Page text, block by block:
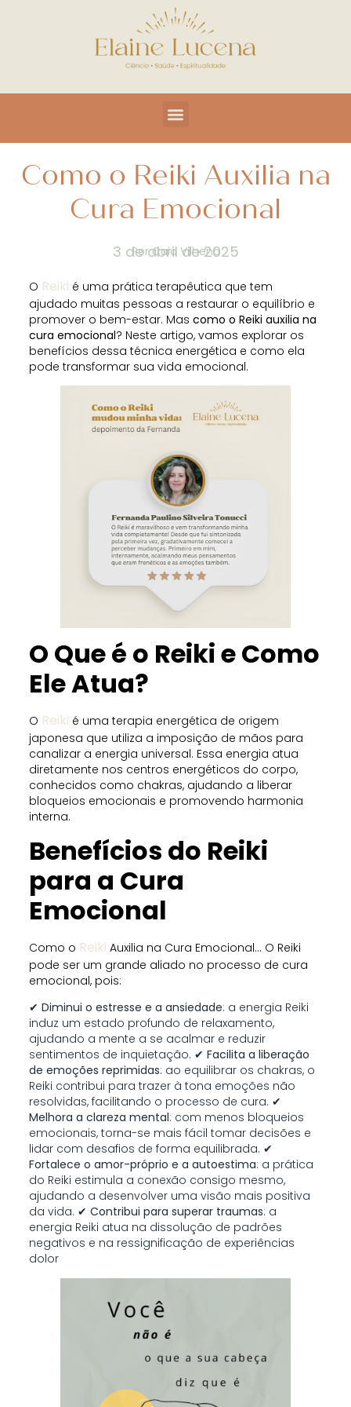
Como o Reiki Auxilia na
Cura Emocional
PorCaio Vilhena
3 de abril de 2025
O Reiki é uma prática terapêutica que tem
ajudado muitas pessoas a restaurar o equilíbrio e
promover o bem-estar. Mas como o Reiki auxilia na
cura emocional? Neste artigo, vamos explorar os
benefícios dessa técnica energética e como ela
pode transformar sua vida emocional.
O Que é o Reiki e Como
Ele Atua?
O Reiki é uma terapia energética de origem
japonesa que utiliza a imposição de mãos para
canalizar a energia universal. Essa energia atua
diretamente nos centros energéticos do corpo,
conhecidos como chakras, ajudando a liberar
bloqueios emocionais e promovendo harmonia
interna.
Benefícios do Reiki
para a Cura
Emocional
Como o Reiki Auxilia na Cura Emocional… O Reiki
pode ser um grande aliado no processo de cura
emocional, pois:
✔ Diminui o estresse e a ansiedade: a energia Reiki
induz um estado profundo de relaxamento,
ajudando a mente a se acalmar e reduzir
sentimentos de inquietação. ✔ Facilita a liberação
de emoções reprimidas: ao equilibrar os chakras, o
Reiki contribui para trazer à tona emoções não
resolvidas, facilitando o processo de cura. ✔
Melhora a clareza mental: com menos bloqueios
emocionais, torna-se mais fácil tomar decisões e
lidar com desafios de forma equilibrada. ✔
Fortalece o amor-próprio e a autoestima: a prática
do Reiki estimula a conexão consigo mesmo,
ajudando a desenvolver uma visão mais positiva
da vida. ✔ Contribui para superar traumas: a
energia Reiki atua na dissolução de padrões
negativos e na ressignificação de experiências
dolor